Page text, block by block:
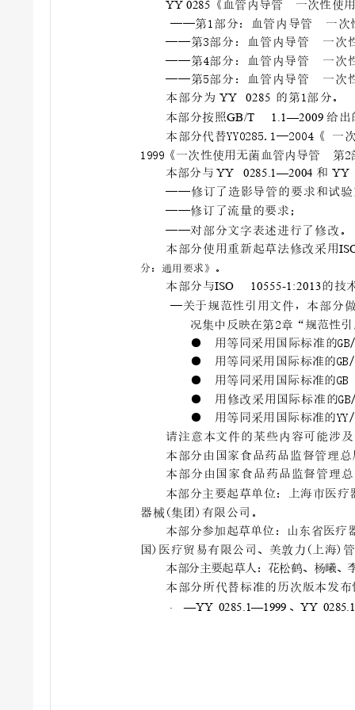
YY 0285 《血管内导管 一次性使
——第1部分：
血管内导管 一次
——第3部 分 ： 血 管 内 导 管 一 次
——第4部 分 ： 血 管 内 导 管 一 次
——第5部 分 ： 血 管 内 导 管 一 次
本部分为 YY 0285 的 第 1 部 分 。
本部分按照GB/T 1.1—2009 给出
本部分代 替YY0285 1 —2004《 一 次
1999《一次性使 用无菌血管内 导管 第2
本部分 与 YY 0285.1—2004 和 YY
——修订了造影导管的要求和 试验
——修订了流量的要求；
——对部分文字表述进行了修改。
本部分使用重新起草法修改采用
分：通用要求》。
本部分 与ISO 10555-1 :2013的技
—关于规范性引用文件，本部分
况集中 反映在第 2章“规范性引
●
用等 同 采 用 国 际标 准 的GB/
●
用 等同 采用 国 际标准的GB/
●
用 等同 采用 国 际标准的GB
●
用 修改 采 用国 际标准 的G
●
用 等同 采用 国 际标准的YY/
请注意本文件的某些内容可能涉
本部分由国家食品药品监 督管理总
本部分由国家食品药品监督管理
本部分主要起草单位：上海市医
器械 (集 团 ) 有 限 公司 。
本部分参加起草单位：山东省医疗
国)医疗贸易有限公司、美敦力(上海)管
本部分主要起草人 ：花松鹤、 杨曦、
本部分所代替标准的历次 版本发布
— —YY 0285.1—1999 、YY 0285